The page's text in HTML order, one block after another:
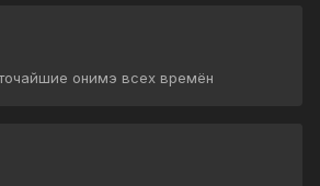
онимэ всех времён